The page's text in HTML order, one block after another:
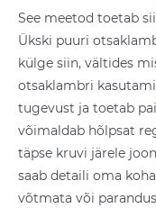
See meetod toetab
Ükski puuri
külge siin, vältides
otsaklambri
tugevust ja toetab
võimaldab hõlpsat
täpse kruvi järele
saab detaili oma
võtmata või